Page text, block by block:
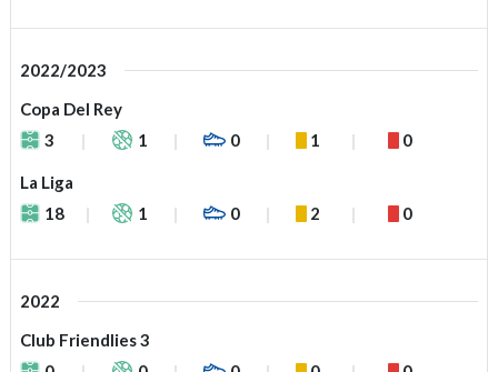
2022/2023
Copa Del Rey
3
1 0 1 0
La Liga
18
1 0 2 0
2022
Club Friendlies 3